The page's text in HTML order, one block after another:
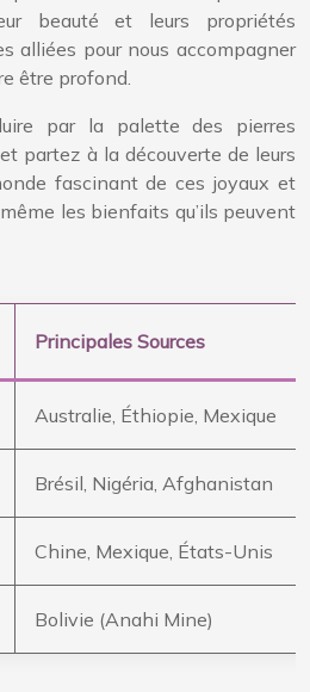
beauté et leurs propriétés
alliées pour nous accompagner
être profond.
par la palette des pierres
partez à la découverte de leurs
fascinant de ces joyaux et
les bienfaits qu’ils peuvent
Principales Sources
Australie, Éthiopie, Mexique
Brésil, Nigéria, Afghanistan
Chine, Mexique, États-Unis
Bolivie (Anahi Mine)